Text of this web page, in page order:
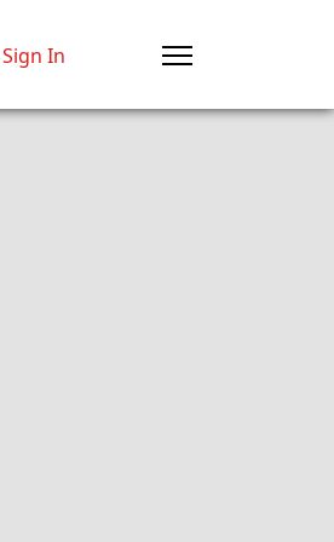
Sign In